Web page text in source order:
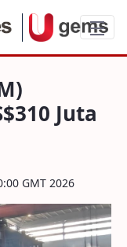
Juta
GMT 2026